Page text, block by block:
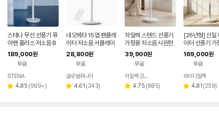
스테나 무선 선풍기 퓨
어팬 플러스 저소음 B
LDC 가정용 아기 신생
아
189,000원
무료
STENA
별 4.85 리
(999+)
네오메타 15엽 팬큘레
이터 저소음 서큘레이
터 선풍기 리모컨형 H
1230R 가정용 탁상용
28,800원
무료
페이
글로벌위니아
별 4.61 리
(343)
자일렉 스탠드 선풍기
가정용 저소음 시원한
사무실 리모컨 써큘레
이터 ZL-224RC
39,900원
무료
페이
자일렉 코리아
별 4.75 리
(885)
[26년형] 신일
이터 선풍기 가
소음 BLDC 선
산
169,000원
무료
와이디일렉
별 4.81 리
(259)